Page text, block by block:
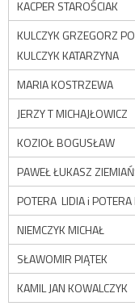
KACPER STAROŚCIAK
KULCZYK GRZEGORZ
KULCZYK KATARZYNA
MARIA KOSTRZEWA
JERZY T MICHAJŁOWICZ
KOZIOŁ BOGUSŁAW
PAWEŁ ŁUKASZ
POTERA LIDIA i
NIEMCZYK MICHAŁ
SŁAWOMIR PIĄTEK
KAMIL JAN KOWALCZYK